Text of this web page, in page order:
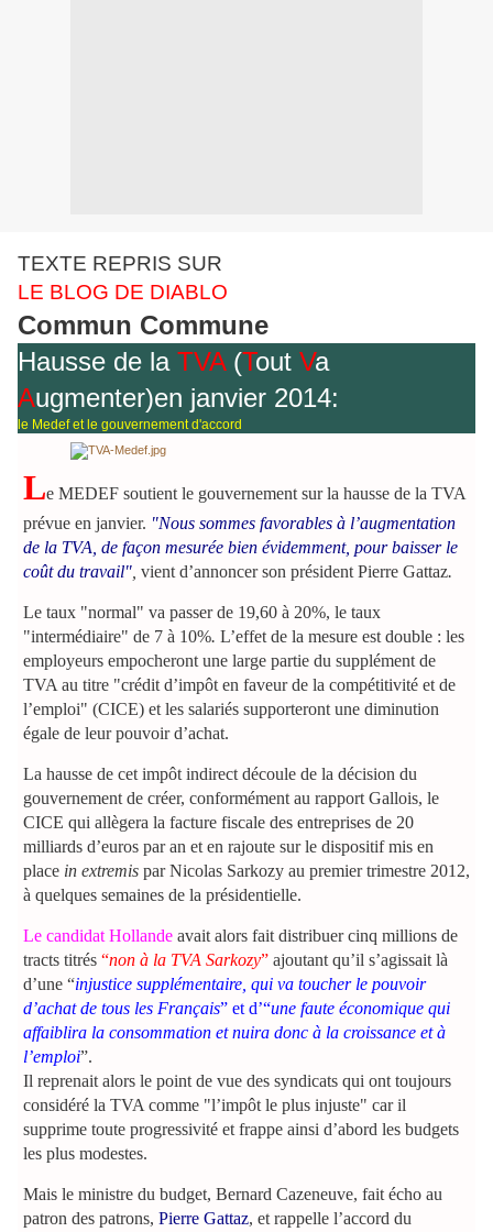
TEXTE REPRIS SUR
LE BLOG DE DIABLO
Commun Commune
Hausse de la TVA(Tout Va
Augmenter)en janvier 2014:
le Medef et le gouvernement d'accord
Le MEDEF soutient le gouvernement sur la hausse de la TVA
prévue en janvier. "Nous sommes favorables à l’augmentation
de la TVA , de façon mesurée bien évidemment, pour baisser le
coût du travail" vient d’annoncer son président Pierre Gattaz.
Le taux "normal" va passer de 19,60 à 20%, le taux
"intermédiaire" de 7 à 10%. L’effet de la mesure est double : les
employeurs empocheront une large partie du supplément de
TVA au titre "crédit d’impôt en faveur de la compétitivité et de
l’emploi" (CICE) et les salariés supporteront une diminution
égale de leur pouvoir d’achat.
La hausse de cet impôt indirect découle de la décision du
gouvernement de créer, conformément au rapport Gallois, le
CICE qui allègera la facture fiscale des entreprises de 20
milliards d’euros par an et en rajoute sur le dispositif mis en
place in extremis par Nicolas Sarkozy au premier trimestre 2012,
à quelques semaines de la présidentielle.
Le candidat Hollande avait alors fait distribuer cinq millions de
tracts titrés “non à la TVA Sarkozy” ajoutant qu’il s’agissait là
d’une “injustice supplémentaire, qui va toucher le pouvoir
d’achat de tous les Français” et d’“une faute économique qui
affaiblira la consommation et nuira donc à la croissance et à
l’emploi”.
Il reprenait alors le point de vue des syndicats qui ont toujours
considéré la TVA comme "l’impôt le plus injuste" car il
supprime toute progressivité et frappe ainsi d’abord les budgets
les plus modestes.
Mais le ministre du budget, Bernard Cazeneuve, fait écho au
patron des patrons, Pierre Gattaz, et rappelle l’accord du